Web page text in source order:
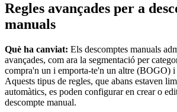
Software de TPV per a
Software de TPV per a comerços
Software de TPV per a cites
Factures
Comandes online
Botiga virtual
Regles avançades per a
manuals
Què ha canviat: Els descomptes manuals
avançades, com ara la segmentació per
compra'n un i emporta-te'n un altre (BOGO)
Aquests tipus de regles, que abans estaven
automàtics, es poden configurar en crear o
descompte manual.